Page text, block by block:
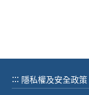
::: 隱私權及安全政策